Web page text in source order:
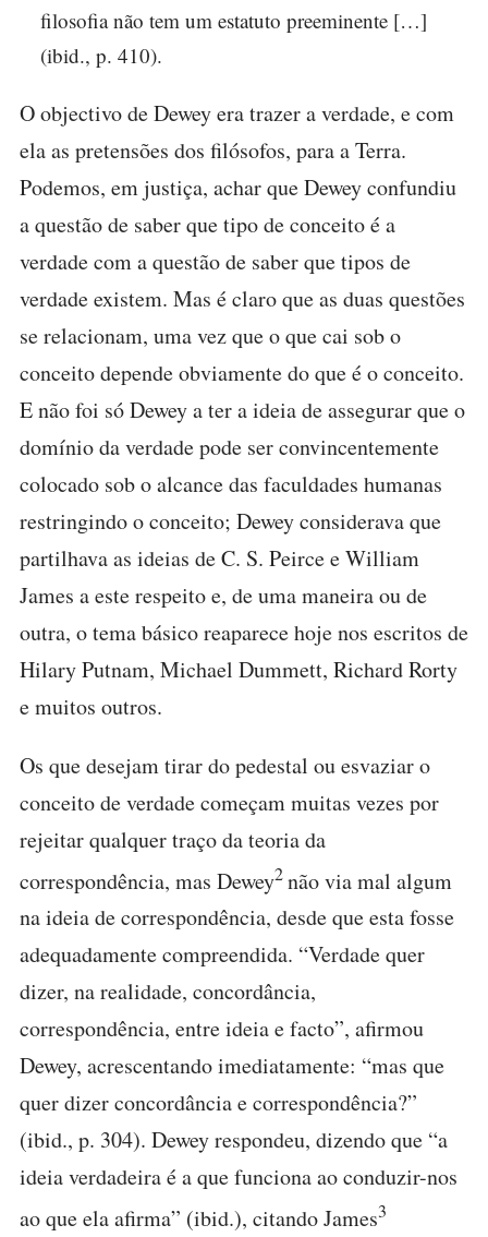
filosofia não tem um estatuto preeminente […]
(ibid., p. 410).
O objectivo de Dewey era trazer a verdade, e com
ela as pretensões dos filósofos, para a Terra.
Podemos, em justiça, achar que Dewey confundiu
a questão de saber que tipo de conceito é a
verdade com a questão de saber que tipos de
verdade existem. Mas é claro que as duas questões
se relacionam, uma vez que o que cai sob o
conceito depende obviamente do que é o conceito.
E não foi só Dewey a ter a ideia de assegurar que o
domínio da verdade pode ser convincentemente
colocado sob o alcance das faculdades humanas
restringindo o conceito; Dewey considerava que
partilhava as ideias de C. S. Peirce e William
James a este respeito e, de uma maneira ou de
outra, o tema básico reaparece hoje nos escritos de
Hilary Putnam, Michael Dummett, Richard Rorty
e muitos outros.
Os que desejam tirar do pedestal ou esvaziar o
conceito de verdade começam muitas vezes por
rejeitar qualquer traço da teoria da
correspondência, mas Dewey2não via mal algum
na ideia de correspondência, desde que esta fosse
adequadamente compreendida. “Verdade quer
dizer, na realidade, concordância,
correspondência, entre ideia e facto”, afirmou
Dewey, acrescentando imediatamente: “mas que
quer dizer concordância e correspondência?”
(ibid., p. 304). Dewey respondeu, dizendo que “a
ideia verdadeira é a que funciona ao conduzir-nos
ao que ela afirma” (ibid.), citando James3